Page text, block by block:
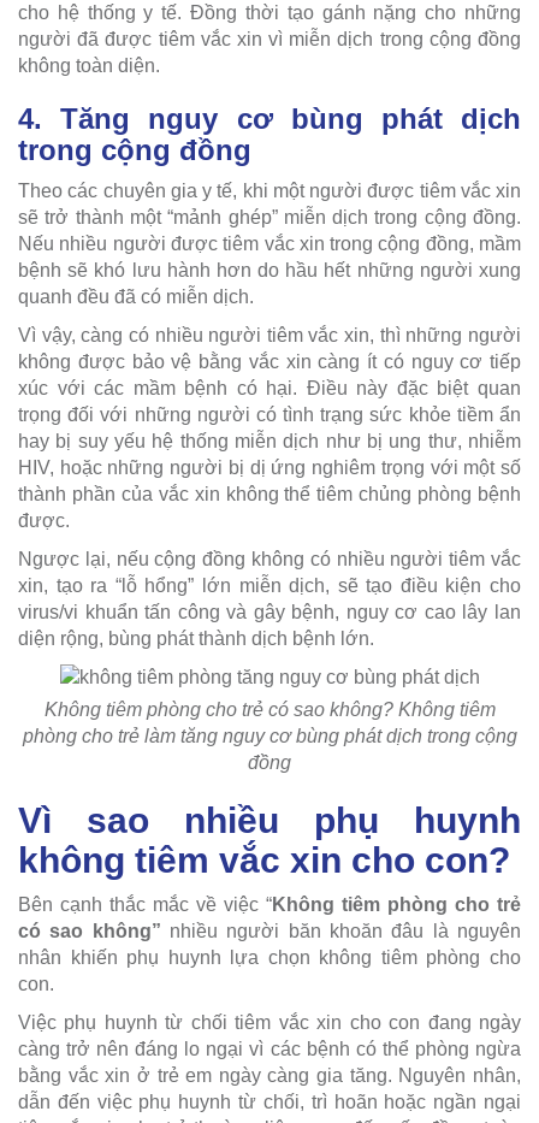
cho hệ thống y tế. Đồng thời tạo gánh nặng cho những
người đã được tiêm vắc xin vì miễn dịch trong cộng đồng
không toàn diện.
4. Tăng nguy cơ bùng phát dịch
trong cộng đồng
Theo các chuyên gia y tế, khi một người được tiêm vắc xin
sẽ trở thành một “mảnh ghép” miễn dịch trong cộng đồng.
Nếu nhiều người được tiêm vắc xin trong cộng đồng, mầm
bệnh sẽ khó lưu hành hơn do hầu hết những người xung
quanh đều đã có miễn dịch.
Vì vậy, càng có nhiều người tiêm vắc xin, thì những người
không được bảo vệ bằng vắc xin càng ít có nguy cơ tiếp
xúc với các mầm bệnh có hại. Điều này đặc biệt quan
trọng đối với những người có tình trạng sức khỏe tiềm ẩn
hay bị suy yếu hệ thống miễn dịch như bị ung thư, nhiễm
HIV, hoặc những người bị dị ứng nghiêm trọng với một số
thành phần của vắc xin không thể tiêm chủng phòng bệnh
được.
Ngược lại, nếu cộng đồng không có nhiều người tiêm vắc
xin, tạo ra “lỗ hổng” lớn miễn dịch, sẽ tạo điều kiện cho
virus/vi khuẩn tấn công và gây bệnh, nguy cơ cao lây lan
diện rộng, bùng phát thành dịch bệnh lớn.
Không tiêm phòng cho trẻ có sao không? Không tiêm
phòng cho trẻ làm tăng nguy cơ bùng phát dịch trong cộng
đồng
Vì sao nhiều phụ huynh
không tiêm vắc xin cho con?
Bên cạnh thắc mắc về việc “Không tiêm phòng cho trẻ
có sao không” nhiều người băn khoăn đâu là nguyên
nhân khiến phụ huynh lựa chọn không tiêm phòng cho
con.
Việc phụ huynh từ chối tiêm vắc xin cho con đang ngày
càng trở nên đáng lo ngại vì các bệnh có thể phòng ngừa
bằng vắc xin ở trẻ em ngày càng gia tăng. Nguyên nhân,
dẫn đến việc phụ huynh từ chối, trì hoãn hoặc ngần ngại